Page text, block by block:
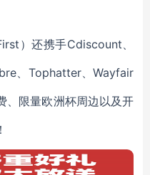
）还携手Cdiscount、
、Tophatter、Wayfair
、限量欧洲杯周边以及开